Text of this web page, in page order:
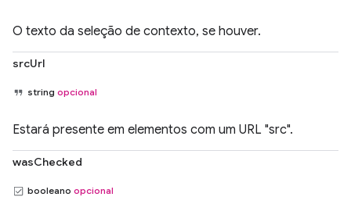
O texto da seleção de contexto, se houver.
srcUrl
string opcional
Estará presente em elementos com um URL "src".
wasChecked
booleano opcional